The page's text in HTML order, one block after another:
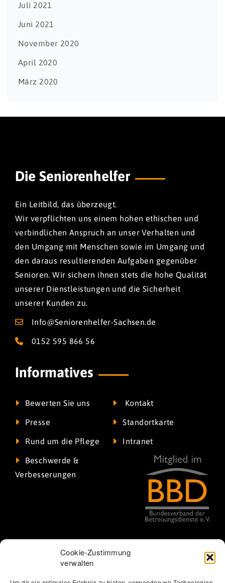
Cookie-Zustimmung
verwalten
Juli 2021
Juni 2021
November 2020
April 2020
März 2020
Die Seniorenhelfer
Ein Leitbild, das überzeugt.
Wir verpflichten uns einem hohen ethischen und
verbindlichen Anspruch an unser Verhalten und
den Umgang mit Menschen sowie im Umgang und
den daraus resultierenden Aufgaben gegenüber
Senioren. Wir sichern ihnen stets die hohe Qualität
unserer Dienstleistungen und die Sicherheit
unserer Kunden zu.
Info@Seniorenhelfer-Sachsen.de
0152 595 866 56
Informatives
Bewerten Sie uns Kontakt
Presse Standortkarte
Rund um die Pflege Intranet
Beschwerde &
Verbesserungen